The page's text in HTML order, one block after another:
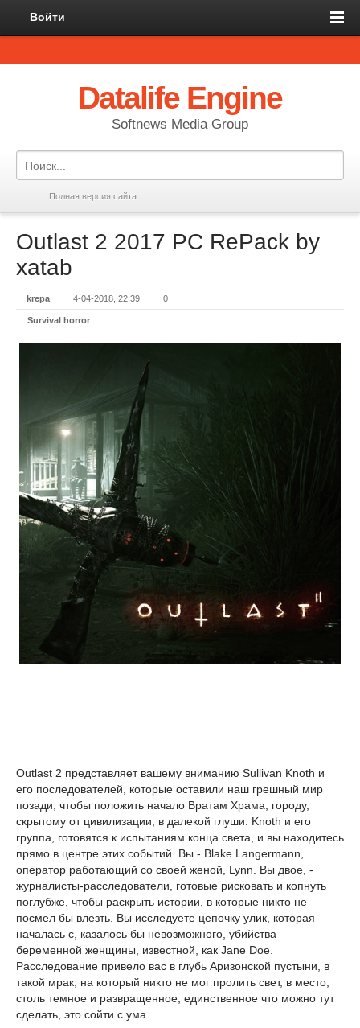
Войти
Datalife Engine
Softnews Media Group
Полная версия сайта
Outlast 2 2017 PC RePack by
xatab
krepa 4-04-2018, 22:39 0
Survival horror
Outlast 2 представляет вашему вниманию Sullivan Knoth и
его последователей, которые оставили наш грешный мир
позади, чтобы положить начало Вратам Храма, городу,
скрытому от цивилизации, в далекой глуши. Knoth и его
группа, готовятся к испытаниям конца света, и вы находитесь
прямо в центре этих событий. Вы - Blake Langermann,
оператор работающий со своей женой, Lynn. Вы двое, -
журналисты-расследователи, готовые рисковать и копнуть
поглубже, чтобы раскрыть истории, в которые никто не
посмел бы влезть. Вы исследуете цепочку улик, которая
началась с, казалось бы невозможного, убийства
беременной женщины, известной, как Jane Doe.
Расследование привело вас в глубь Аризонской пустыни, в
такой мрак, на который никто не мог пролить свет, в место,
столь темное и развращенное, единственное что можно тут
сделать, это сойти с ума.